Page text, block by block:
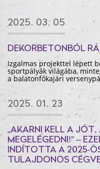
2025. 03. 05
DEKORBETONBÓL
Izgalmas projekttel lépett
sportpályák világába,
a balatonfőkajári
2025. 01. 23
„AKARNI KELL A JÓT,
MEGELÉGEDNI!” –
INDÍTOTTA A 2025-
TULAJDONOS